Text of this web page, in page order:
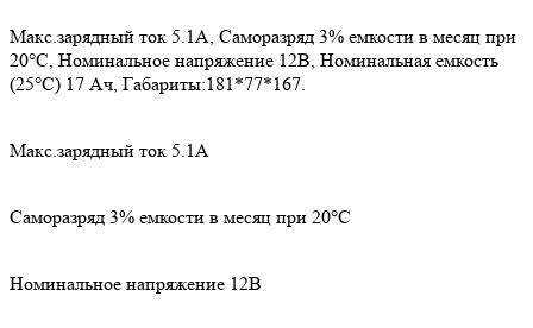
Макс.зарядный ток 5.1А, Саморазряд 3% емкости в месяц при
20°С, Номинальное напряжение 12В, Номинальная емкость
(25°С) 17 Ач, Габариты:181*77*167.
Макс.зарядный ток 5.1А
Саморазряд 3% емкости в месяц при 20°С
Номинальное напряжение 12В